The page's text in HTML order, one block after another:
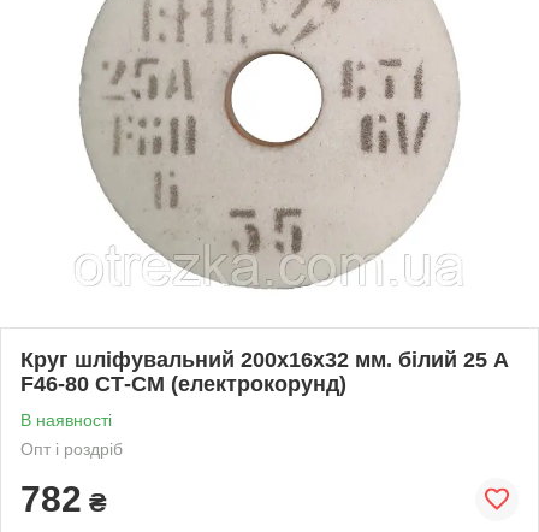
Круг шліфувальний 200х16х32 мм. білий 25 А
F46-80 СТ-СМ (електрокорунд)
В наявності
Опт і роздріб
782 ₴